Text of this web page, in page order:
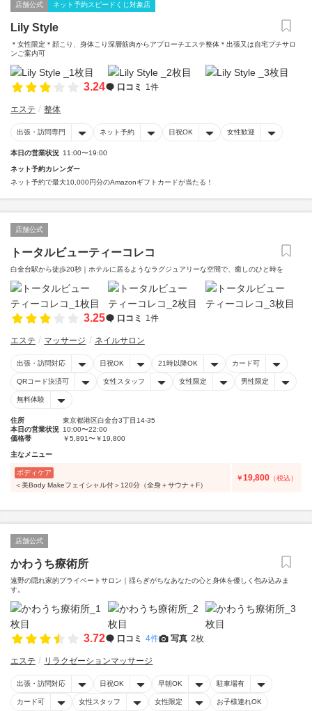
店舗公式 ネット予約スピードくじ対象店
Lily Style
＊女性限定＊顔こり、身体こり深層筋肉からアプローチエステ整体＊出張又は自宅プチサロ
ンご案内可
3.24 口コミ 1件
エステ 整体
出張・訪問専門 ネット予約 日祝OK 女性歓迎
本日の営業状況 11:00〜19:00
ネット予約カレンダー
ネット予約で最大10,000円分のAmazonギフトカードが当たる！
店舗公式
トータルビューティーコレコ
白金台駅から徒歩20秒｜ホテルに居るようなラグジュアリーな空間で、癒しのひと時を
3.25 口コミ 1件
エステ マッサージ ネイルサロン
出張・訪問対応 日祝OK 21時以降OK カード可
QRコード決済可 女性スタッフ 女性限定 男性限定
無料体験
住所
東京都港区白金台3丁目14-35
本日の営業状況 10:00〜22:00
価格帯
￥5,891〜￥19,800
主なメニュー
ボディケア
＜美Body Makeフェイシャル付＞120分（全身＋サウナ＋F）
￥19,800 （税込）
店舗公式
かわうち療術所
遠野の隠れ家的プライベートサロン｜揺らぎがちなあなたの心と身体を優しく包み込みま
す。
3.72 口コミ 4件 写真 2枚
エステ リラクゼーションマッサージ
出張・訪問対応 日祝OK 早朝OK 駐車場有
カード可 女性スタッフ 女性限定 お子様連れOK